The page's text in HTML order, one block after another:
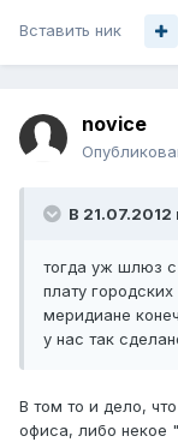
Вставить ник
novice
В 21.07.2012
тогда уж шлюз с
плату
меридиане
у нас так
В том то и дело,
офиса, либо некое